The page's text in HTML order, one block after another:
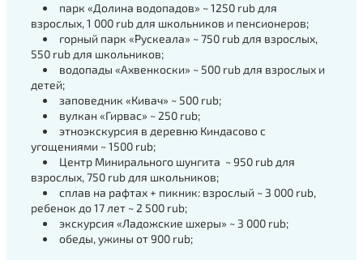
парк «Долина водопадов» ~ 1250 rub для
взрослых, 1 000 rub для школьников и пенсионеров;
горный парк «Рускеала» ~ 750 rub для взрослых,
550 rub для школьников;
водопады «Ахвенкоски» ~ 500 rub для взрослых и
детей;
заповедник «Кивач» ~ 500 rub;
вулкан «Гирвас» ~ 250 rub;
этноэкскурсия в деревню Киндасово с
угощениями ~ 1500 rub;
Центр Минирального шунгита ~ 950 rub для
взрослых, 750 rub для школьников;
сплав на рафтах + пикник: взрослый ~ 3 000 rub,
ребенок до 17 лет ~ 2 500 rub;
экскурсия «Ладожские шхеры» ~ 3 000 rub;
обеды, ужины от 900 rub;